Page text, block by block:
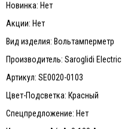
Новинка: Нет
Акции: Нет
Вид изделия: Вольтамперметр
Производитель: Saroglidi Electric
Артикул: SE0020-0103
Цвет-Подсветка: Красный
Спецпредложение: Нет